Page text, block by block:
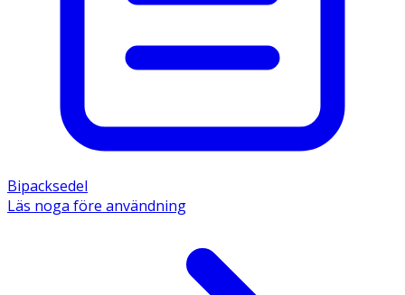
Bipacksedel
Läs noga före användning